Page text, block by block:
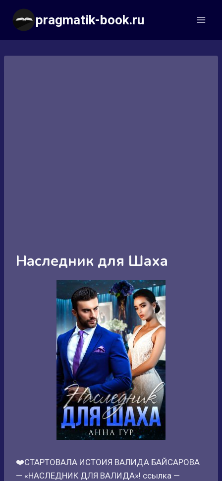
Перейти
содержимому
pragmatik-book.ru
Наследник для Шаха
❤️СТАРТОВАЛА ИСТОИЯ ВАЛИДА БАЙСАРОВА
— «НАСЛЕДНИК ДЛЯ ВАЛИДА»! ссылка —